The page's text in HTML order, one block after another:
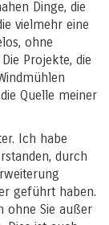
Dinge, die
vielmehr eine
ohne
Projekte, die
Quelle meiner
Ich habe
durch
geführt haben.
ohne Sie außer